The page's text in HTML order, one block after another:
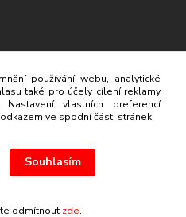
Rodex.cz
používání webu, analytické
také pro účely cílení reklamy
vlastních preferencí
ve spodní části stránek.
Souhlasím
odmítnout zde.